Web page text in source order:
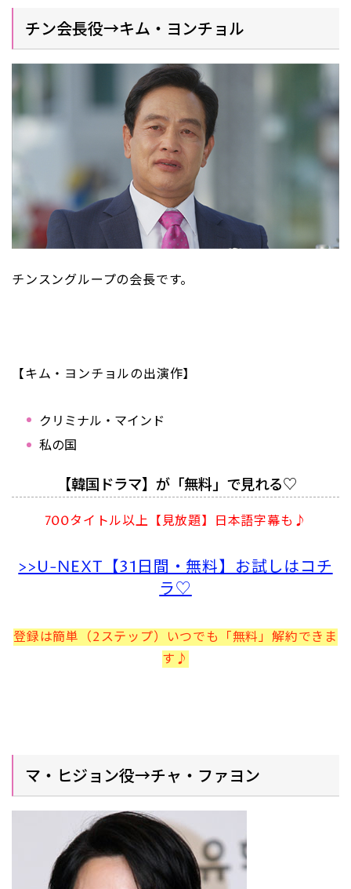
チン会長役→キム・ヨンチョル
チンスングループの会長です。
【キム・ヨンチョルの出演作】
クリミナル・マインド
私の国
【韓国ドラマ】が「無料」で見れる♡
700タイトル以上【見放題】日本語字幕も♪
>>U-NEXT【31日間・無料】お試しはコチ
ラ♡
登録は簡単（2ステップ）いつでも「無料」解約できま
す♪
マ・ヒジョン役→チャ・ファヨン